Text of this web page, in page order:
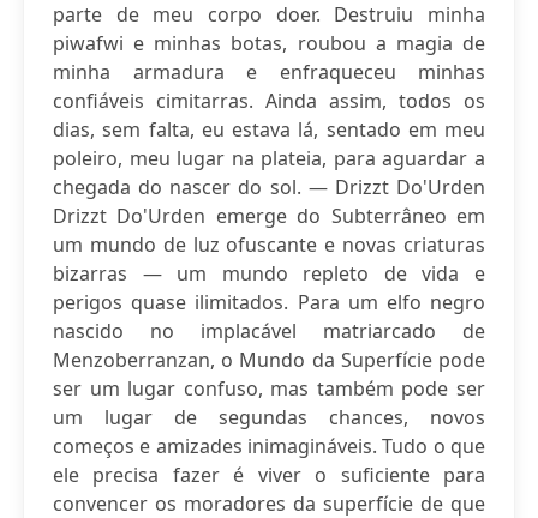
parte de meu corpo doer. Destruiu minha
piwafwi e minhas botas, roubou a magia de
minha armadura e enfraqueceu minhas
confiáveis cimitarras. Ainda assim, todos os
dias, sem falta, eu estava lá, sentado em meu
poleiro, meu lugar na plateia, para aguardar a
chegada do nascer do sol. — Drizzt Do'Urden
Drizzt Do'Urden emerge do Subterrâneo em
um mundo de luz ofuscante e novas criaturas
bizarras — um mundo repleto de vida e
perigos quase ilimitados. Para um elfo negro
nascido no implacável matriarcado de
Menzoberranzan, o Mundo da Superfície pode
ser um lugar confuso, mas também pode ser
um lugar de segundas chances, novos
começos e amizades inimagináveis. Tudo o que
ele precisa fazer é viver o suficiente para
convencer os moradores da superfície de que